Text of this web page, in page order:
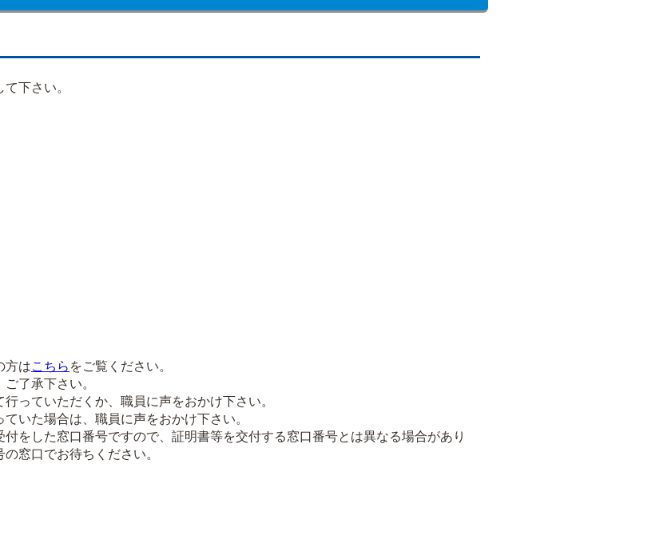
下さい。
方はこちら をご覧ください。
了承下さい。
っていただくか、職員に声をおかけ下さい。
いた場合は、職員に声をおかけ下さい。
をした窓口番号ですので、証明書等を交付する窓口番号とは異なる場合があり
窓口でお待ちください。